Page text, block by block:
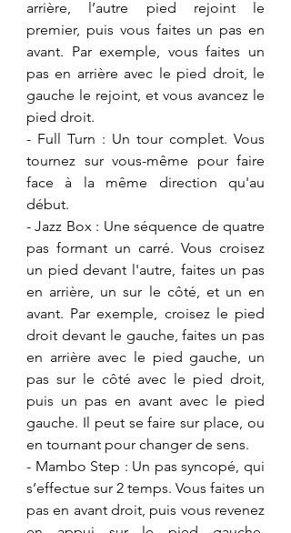
arrière, l’autre pied rejoint le
premier, puis vous faites un pas en
avant. Par exemple, vous faites un
pas en arrière avec le pied droit, le
gauche le rejoint, et vous avancez le
pied droit.
- ​Full Turn : Un tour complet. Vous
tournez sur vous-même pour faire
face à la même direction qu'au
début.
​- Jazz Box : Une séquence de quatre
pas formant un carré. Vous croisez
un pied devant l'autre, faites un pas
en arrière, un sur le côté, et un en
avant. Par exemple, croisez le pied
droit devant le gauche, faites un pas
en arrière avec le pied gauche, un
pas sur le côté avec le pied droit,
puis un pas en avant avec le pied
gauche. Il peut se faire sur place, ou
en tournant pour changer de sens.
​- Mambo Step : Un pas syncopé, qui
s’effectue sur 2 temps. Vous faites un
pas en avant droit, puis vous revenez